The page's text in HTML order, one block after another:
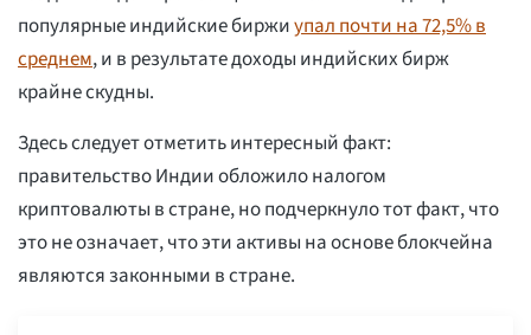
популярные индийские биржиупал почти на 72,5% в
среднем, и в результате доходы индийских бирж
крайне скудны.
Здесь следует отметить интересный факт:
правительство Индии обложило налогом
криптовалюты в стране, но подчеркнуло тот факт, что
это не означает, что эти активы на основе блокчейна
являются законными в стране.